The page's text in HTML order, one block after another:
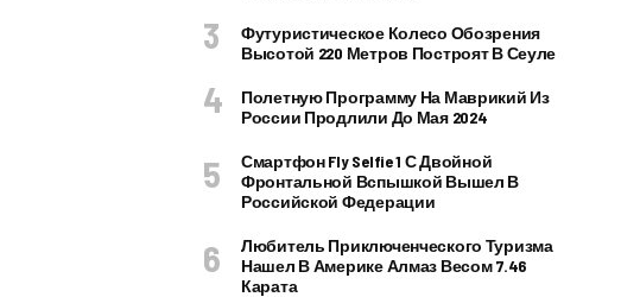
Футуристическое Колесо Обозрения
Высотой 220 Метров Построят В Сеуле
Полетную Программу На Маврикий Из
России Продлили До Мая 2024
Смартфон Fly Selfie 1 С Двойной
Фронтальной Вспышкой Вышел В
Российской Федерации
Любитель Приключенческого Туризма
Нашел В Америке Алмаз Весом 7.46
Карата